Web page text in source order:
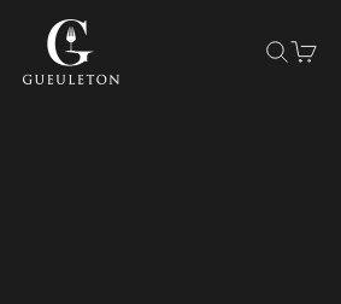
Gueuleton
Panier